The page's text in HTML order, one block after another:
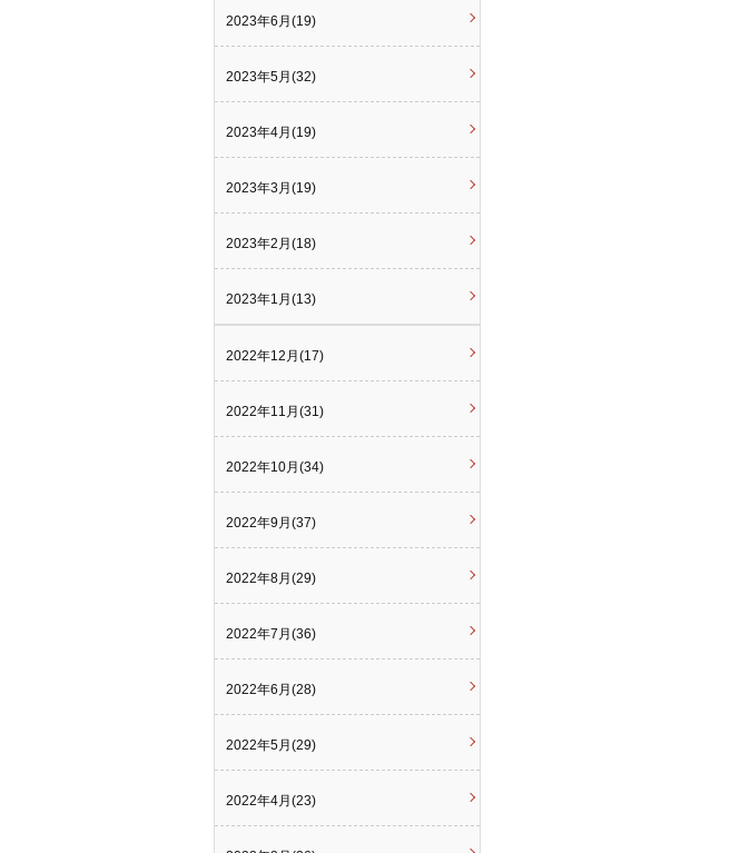
2023年6月(19)
2023年5月(32)
2023年4月(19)
2023年3月(19)
2023年2月(18)
2023年1月(13)
2022年12月(17)
2022年11月(31)
2022年10月(34)
2022年9月(37)
2022年8月(29)
2022年7月(36)
2022年6月(28)
2022年5月(29)
2022年4月(23)